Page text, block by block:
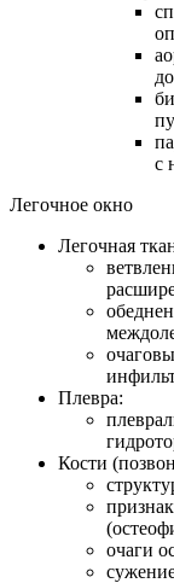
с
Легочное окно
Легочная
Плевра:
Кости
очаги